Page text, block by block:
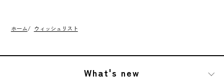
ホーム/ ウィッシュリスト
What's new